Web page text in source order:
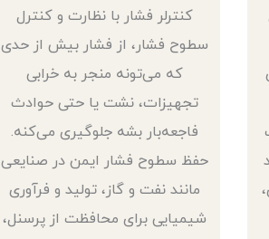
کنترلر فشار با نظارت و کنترل
سطوح فشار، از فشار بیش از حدی
که می‌تونه منجر به خرابی
تجهیزات، نشت یا حتی حوادث
فاجعه‌بار بشه جلوگیری می‌کنه.
حفظ سطوح فشار ایمن در صنایعی
مانند نفت و گاز، تولید و فرآوری
شیمیایی برای محافظت از پرسنل،